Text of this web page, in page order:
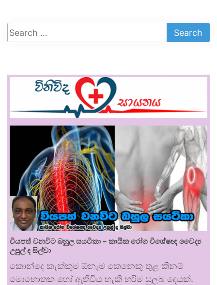
වියපත් වනවිට බහුල සයටිකා – කායික රෝග විශේෂඥ වෛද්‍ය
උපුල් ද සිල්වා
කොන්දෙ කැක්කුම ඕනෑම කෙනෙකු තුළ කිනම්
මොහොතක හෝ ඇතිවිය හැකි හරිම සුලබ දෙයක්.